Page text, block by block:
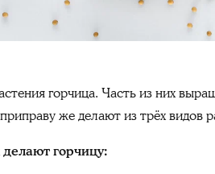
горчица. Часть из них
же делают из трёх видов
горчицу: